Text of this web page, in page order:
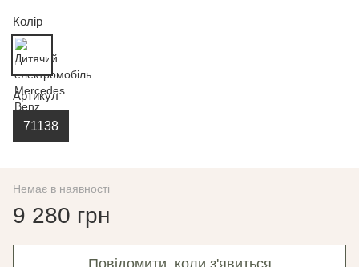
Колір
Артикул
71138
Немає в наявності
9 280 грн
Повідомити, коли з'явиться